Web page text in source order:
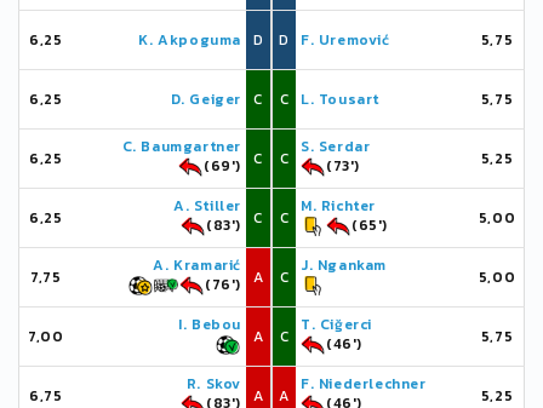
6,25 K. Akpoguma D
6,25 D. Geiger C
6,25
C. Baumgartner
(69')
C
6,25
A. Stiller
(83')
C
7,75
A. Kramarić
(76')
A
7,00
I. Bebou
A
6,75
R. Skov
(83')
A
D F. Uremović 5,75
C L. Tousart 5,75
C
S. Serdar
(73')
5,25
C
M. Richter
(65')
5,00
C
J. Ngankam
5,00
C
T. Ciğerci
(46')
5,75
A
F. Niederlechner
(46')
5,25